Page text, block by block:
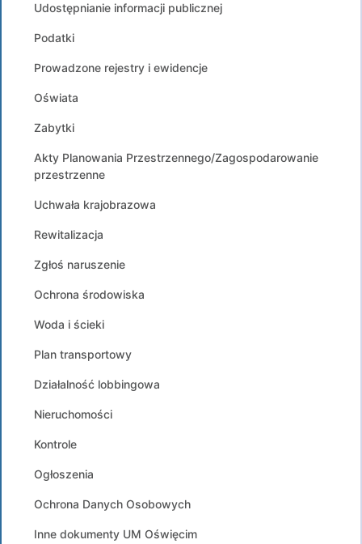
Udostępnianie informacji publicznej
Podatki
Prowadzone rejestry i ewidencje
Oświata
Zabytki
Akty Planowania Przestrzennego/Zagospodarowanie
przestrzenne
Uchwała krajobrazowa
Rewitalizacja
Zgłoś naruszenie
Ochrona środowiska
Woda i ścieki
Plan transportowy
Działalność lobbingowa
Nieruchomości
Kontrole
Ogłoszenia
Ochrona Danych Osobowych
Inne dokumenty UM Oświęcim